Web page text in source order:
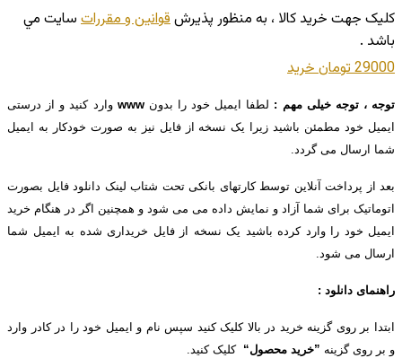
کليک جهت خريد کالا ، به منظور پذيرشقوانين و مقررات سايت مي
باشد .
29000 تومان
خريد
توجه ، توجه خیلی مهم : لطفا ایمیل خود را بدون www
وارد کنید و از درستی
ایمیل خود مطمئن باشید زیرا یک نسخه از فایل نیز به صورت خودکار به ایمیل
شما ارسال می گردد.
بعد از پرداخت آنلاین توسط کارتهای بانکی تحت شتاب لینک دانلود فایل بصورت
اتوماتیک برای شما آزاد و نمایش داده می می شود و همچنین اگر در هنگام خرید
ایمیل خود را وارد کرده باشید یک نسخه از فایل خریداری شده به ایمیل شما
ارسال می شود.
راهنمای دانلود :
ابتدا بر روی گزینه خرید در بالا کلیک کنید سپس نام و ایمیل خود را در کادر وارد
و بر روی گزینه ”خرید محصول“ کلیک کنید.